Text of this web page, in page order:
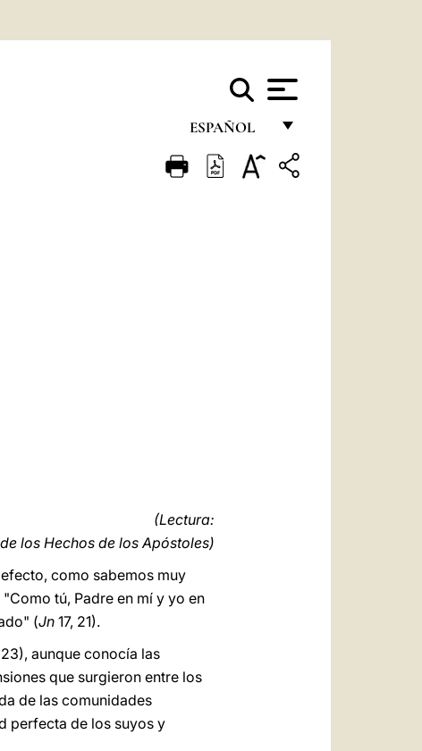
ESPAÑOL
FRANÇAIS
(Lectura:
los Hechos de los Apóstoles)
como sabemos muy
tú, Padre en mí y yo en
(Jn 17, 21).
23), aunque conocía las
que surgieron entre los
de las comunidades
perfecta de los suyos y